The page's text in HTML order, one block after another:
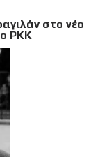
στο νέο
PKK